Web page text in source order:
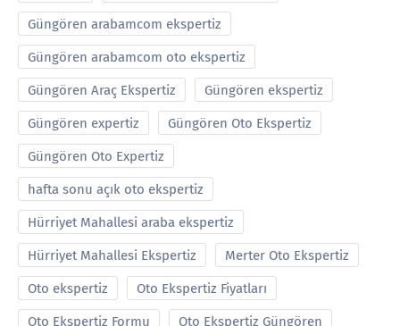
Güngören arabamcom ekspertiz
Güngören arabamcom oto ekspertiz
Güngören Araç Ekspertiz Güngören ekspertiz
Güngören expertiz Güngören Oto Ekspertiz
Güngören Oto Expertiz
hafta sonu açık oto ekspertiz
Hürriyet Mahallesi araba ekspertiz
Hürriyet Mahallesi Ekspertiz Merter Oto Ekspertiz
Oto ekspertiz Oto Ekspertiz Fiyatları
Oto Ekspertiz Formu Oto Ekspertiz Güngören